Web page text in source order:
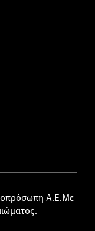
Α.Ε.Με